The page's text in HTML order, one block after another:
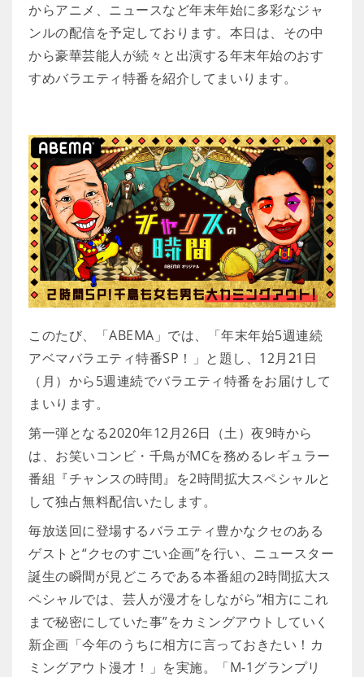
からアニメ、ニュースなど年末年始に多彩なジャ
ンルの配信を予定しております。本日は、その中
から豪華芸能人が続々と出演する年末年始のおす
すめバラエティ特番を紹介してまいります。
このたび、「ABEMA」では、「年末年始5週連続
アベマバラエティ特番SP！」と題し、12月21日
（月）から5週連続でバラエティ特番をお届けして
まいります。
第一弾となる2020年12月26日（土）夜9時から
は、お笑いコンビ・千鳥がMCを務めるレギュラー
番組『チャンスの時間』を2時間拡大スペシャルと
して独占無料配信いたします。
毎放送回に登場するバラエティ豊かなクセのある
ゲストと“クセのすごい企画”を行い、ニュースター
誕生の瞬間が見どころである本番組の2時間拡大ス
ペシャルでは、芸人が漫才をしながら“相方にこれ
まで秘密にしていた事”をカミングアウトしていく
新企画「今年のうちに相方に言っておきたい！カ
ミングアウト漫才！」を実施。「M-1グランプリ